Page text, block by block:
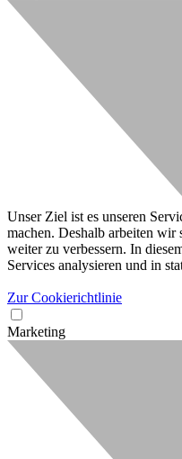
Unser Ziel ist es unseren
machen. Deshalb arbeiten wir
weiter zu verbessern. In
Services analysieren und in
Zur Cookierichtlinie
Marketing